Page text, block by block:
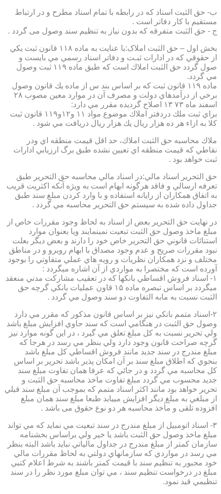
ب- حق الثبت اسناد كه در رابطه با تمام اسناد مطرح و در ارتباط
مستقيم با كار دفاتر است .
ج - حق الثبت متفرقه كه بدون نياز به تنظیم سند وصول می گردد .
بخش اول – حق الثبت املاک:با عنايت به ماده ۱۱۸ قانون ثبت يكي
از حقوقي كه در ادارات ثبـت و دفاتر اسناد رسمي مي بايست و
صول گردد حق الثبت املاك است كه طبق ماده ۱۱۹ ثبت وصول
مي گردد.
ماده ۱۱۹ قانون ثبت كه بر اساس بند س از ماده يك قانون وصول
برخي از درآمدهاي دولت و مصرف آن در موارد معين مصوب ۲۸
اسفند ماه ۷۳ ۱۳ اصلاح گرديده مقرر مي دارد:
براي ثبت ملك دردفتر املاك موضوع مواد ۱۱ و۱۲و۱۱۹ قانون ثبت
كلا به ازاء هر ده هزار ريال يك هزار ريال دريافت مي شود .
ملاك محاسبه حق الثبت املاك، حد اقل قيمت منطقه اي ودر
نقاطي كه قيمت منطقه اي تعيين نشده طبق برگ ارزيابي ادارات
ثبت خواهد بود .
حق التحرير اسناد مالي:در اسناد مالي محاسبه حق التحرير طبق
تعرفه ارسالي و فاقد هرگونه ابهام است به ويژه آنكه اكثريت قريب
به اتفاق همكاران از رايانه استفاده و با وارد كردن مبلغ سند طبق
جداول داده شده به سيستم حق التحرير محاسبه مي گردد .
در نهايت حق التحرير بعض از اسناد به لحاظ وجود مقررات خاص از
مبلغ ماخذ وصول حق الثبت تبعيت نمينمايند ويا بعنوان موارد
استنائات قانوني حق التحرير خاص خود را دارند و بعض ديگر بعلت
نبود مقررات صريح و عدم وجود مصداق با ابهام روبرو و در مناطق
مختلف و نزد همكاران نظريات و رويه هاي عملي متفاوتي را بوجود
آورده است كه مختصرا به مواردي از آن اشاره ميگردد :
۱- اسناد فروش اقساطي بانكها كه در تعقيب مشاركت مدني منعقد
ميگردد بر اساس تبصره ماده ۱۵ قاون عمليات بانكي گرچه حق
الثبت نسبت به مابه التفاوت دو سند وصول مي گردد .
۲-اسناد متمم بانكي نيز بر اساس قانون مذكور كه مقرر مي دارد
وصول حق الثبت در هنگامي است كه سند حاوي افزايش مبلغ باشد
ولي تحرير نسبت به كل مبلغ تعلق مي گيرد ، در اين گونه موارد نيز
گرچه صراحت قانون وجود دارد ولي بنظر مي رسد در هرجا كه
مبلغ مندرج در سند جديد مانند فروش اقساطي كل مبلغ باشد
بنحوي كه اطلاق مبلغ سند بر آن امكان پذير باشد تحرير بر اساس
كل محاسبه مي گردد و در جائي كه عرفا همان تفاوت مبلغ سند
جديد محسوب مي گردد مبلغ تفاوت ماخذ محاسبه حق الثبت و
تحرير خواهد بود مانند اكثر اسناد متمم كه بموجب آن مبلغ سند قبلي
از مبلغي به مبلغ ديگر افزايش مييابد طبعا مبلغ سند همان مبلغ
افزوده تلقی و مأخذ محاسبه هر دو نوع حقوق می باشد .
۳- اسناد اتومبيل از مبلغ مندرج در سند تبعيت مي نمايد كه مي تواند
مبلغ ماخذ وصول حق الثبت باشد يا خير ولي براساس بخشنامه
سازمان كمتر از مبلغ مندرج در جداول مالياتي نبايد باشد البته بنظر
مي رسد در مواردي كه سازمانهاي دولتي به لحاظ مقررات مالي
خود مجبور به تنظيم سند با قيمت كمتر باشند به شرط اعلام كتبي
مبلغ در درخواست تنظيم سند ، مي توان مبلغ مورد نظر را در سند
تنظيمي قيد نمود.